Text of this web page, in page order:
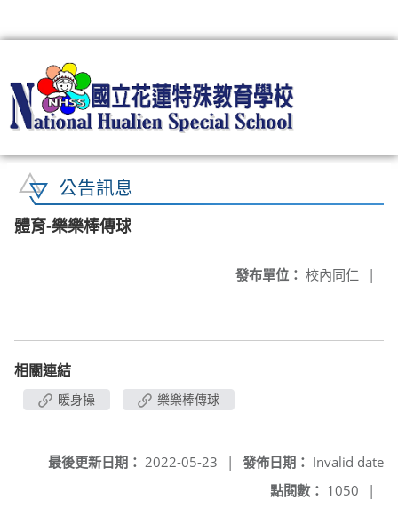
公告訊息
體育-樂樂棒傳球
發布單位： 校內同仁 |
相關連結
暖身操 樂樂棒傳球
發佈日期： Invalid date
最後更新日期： 2022-05-23
|
點閱數： 1050 |